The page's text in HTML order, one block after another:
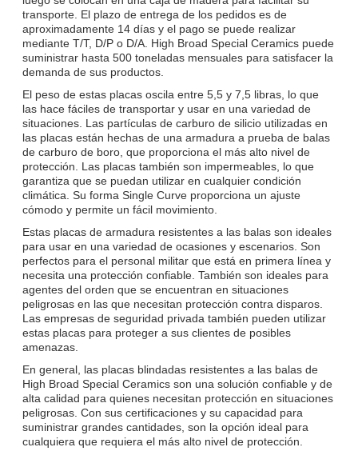
transporte. El plazo de entrega de los pedidos es de
aproximadamente 14 días y el pago se puede realizar
mediante T/T, D/P o D/A. High Broad Special Ceramics puede
suministrar hasta 500 toneladas mensuales para satisfacer la
demanda de sus productos.
El peso de estas placas oscila entre 5,5 y 7,5 libras, lo que
las hace fáciles de transportar y usar en una variedad de
situaciones. Las partículas de carburo de silicio utilizadas en
las placas están hechas de una armadura a prueba de balas
de carburo de boro, que proporciona el más alto nivel de
protección. Las placas también son impermeables, lo que
garantiza que se puedan utilizar en cualquier condición
climática. Su forma Single Curve proporciona un ajuste
cómodo y permite un fácil movimiento.
Estas placas de armadura resistentes a las balas son ideales
para usar en una variedad de ocasiones y escenarios. Son
perfectos para el personal militar que está en primera línea y
necesita una protección confiable. También son ideales para
agentes del orden que se encuentran en situaciones
peligrosas en las que necesitan protección contra disparos.
Las empresas de seguridad privada también pueden utilizar
estas placas para proteger a sus clientes de posibles
amenazas.
En general, las placas blindadas resistentes a las balas de
High Broad Special Ceramics son una solución confiable y de
alta calidad para quienes necesitan protección en situaciones
peligrosas. Con sus certificaciones y su capacidad para
suministrar grandes cantidades, son la opción ideal para
cualquiera que requiera el más alto nivel de protección.